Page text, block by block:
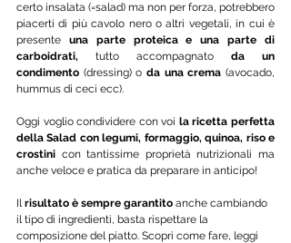
certo insalata (=salad) ma non per forza, potrebbero
piacerti di più cavolo nero o altri vegetali, in cui è
presente una parte proteica e una parte di
carboidrati, tutto accompagnato da un
condimento (dressing) o da una crema (avocado,
hummus di ceci ecc).
Oggi voglio condividere con voi la ricetta perfetta
della Salad con legumi, formaggio, quinoa, riso e
crostini con tantissime proprietà nutrizionali ma
anche veloce e pratica da preparare in anticipo!
Il risultato è sempre garantito anche cambiando
il tipo di ingredienti, basta rispettare la
composizione del piatto. Scopri come fare, leggi